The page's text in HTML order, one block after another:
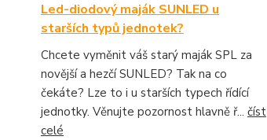
Led-diodový maják SUNLED u
starších typů jednotek?
Chcete vyměnit váš starý maják SPL za
novější a hezčí SUNLED? Tak na co
čekáte? Lze to i u starších typech řídící
jednotky. Věnujte pozornost hlavně ř... číst
celé